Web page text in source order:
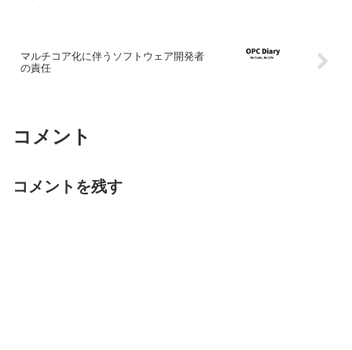
マルチコア化に伴うソフトウェア開発者
の責任
コメント
コメントを残す